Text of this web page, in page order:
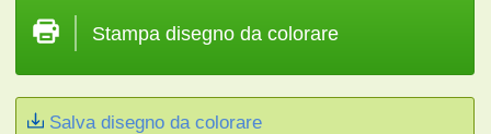
Stampa disegno da colorare
Salva disegno da colorare